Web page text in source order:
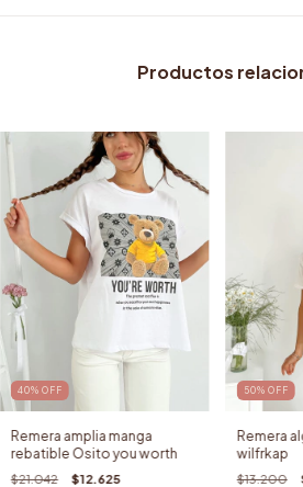
Productos
40% OFF
Remera amplia manga
rebatible Osito you worth
$21.042 $12.625
50% OFF
Remera
wilfrkap
$13.200